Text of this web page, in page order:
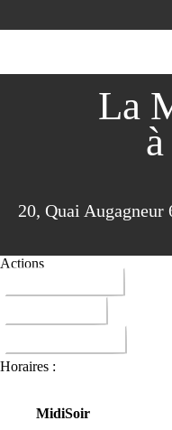
La
20, Quai Augagneur
Actions
Horaires :
MidiSoir